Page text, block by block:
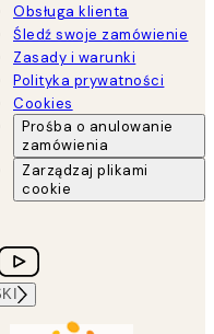
Obsługa klienta
Śledź swoje zamówienie
Zasady i warunki
Polityka prywatności
Cookies
Prośba o anulowanie
zamówienia
Zarządzaj plikami
cookie